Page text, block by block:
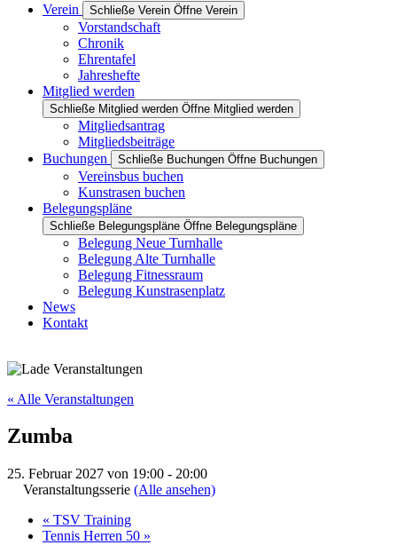
Verein Schließe Verein Öffne Verein
Vorstandschaft
Chronik
Ehrentafel
Jahreshefte
Mitglied werden
Schließe Mitglied werden Öffne Mitglied werden
Mitgliedsantrag
Mitgliedsbeiträge
Buchungen
Schließe Buchungen Öffne Buchungen
Vereinsbus buchen
Kunstrasen buchen
Belegungspläne
Schließe Belegungspläne Öffne Belegungspläne
Belegung Neue Turnhalle
Belegung Alte Turnhalle
Belegung Fitnessraum
Belegung Kunstrasenplatz
News
Kontakt
« Alle Veranstaltungen
Zumba
25. Februar 2027 von 19:00 - 20:00
Veranstaltungsserie (Alle ansehen)
« TSV Training
Tennis Herren 50 »